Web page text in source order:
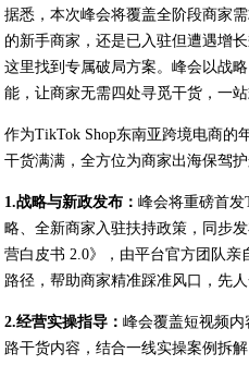
据悉，本次峰会将覆盖全阶段商家
的新手商家，还是已入驻但遭遇增
这里找到专属破局方案。峰会以战
能，让商家无需四处寻觅干货，一
作为TikTok Shop东南亚跨境电商的
干货满满，全方位为商家出海保驾护
1.战略与新政发布：峰会将重磅首发
略、全新商家入驻扶持政策，同步
营白皮书 2.0》，由平台官方团队亲
路径，帮助商家精准踩准风口，先人
2.经营实操指导：峰会覆盖短视频
路干货内容，结合一线实操案例拆